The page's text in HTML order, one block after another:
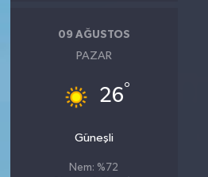
09 AĞUSTOS
PAZAR
26°
Güneşli
Nem: %72
ÇEVRE
YARIŞMALAR